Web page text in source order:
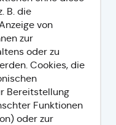
B. die
von
zur
oder zu
Cookies, die
Bereitstellung
Funktionen
oder zur